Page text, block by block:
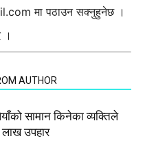
मा पठाउन सक्नुहुनेछ ।
।
AUTHOR
सामान किनेका व्यक्तिले
उपहार